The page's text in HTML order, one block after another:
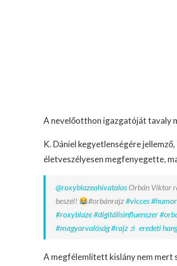
A nevelőotthon igazgatóját tavaly
K. Dániel kegyetlenségére
életveszélyesen megfenyegette,
@roxyblazeahivatalos Orbán Viktor
beszél!
#orbánrajz#vicces
#roxyblaze#digitálisinfluenszer
#magyarvalóság#rajz ♬ eredeti
A megfélemlített kislány nem mert